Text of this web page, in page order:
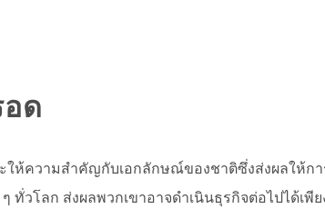
ด
ห้ความสำคัญกับเอกลักษณ์ของชาติซึ่งส่งผลให้กา
ๆ ทั่วโลก ส่งผลพวกเขาอาจดำเนินธุรกิจต่อไปได้เ